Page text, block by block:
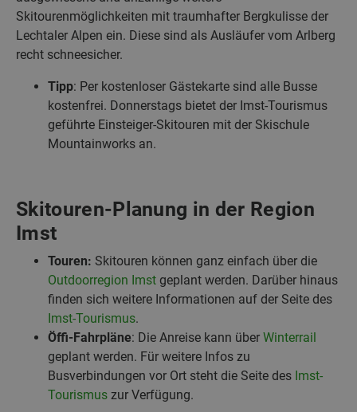
Skitourenmöglichkeiten mit traumhafter Bergkulisse der
Lechtaler Alpen ein. Diese sind als Ausläufer vom Arlberg
recht schneesicher.
Tipp: Per kostenloser Gästekarte sind alle Busse
kostenfrei. Donnerstags bietet der Imst-Tourismus
geführte Einsteiger-Skitouren mit der Skischule
Mountainworks an.
Skitouren-Planung in der Region
Imst
Touren: Skitouren können ganz einfach über die
Outdoorregion Imst geplant werden. Darüber hinaus
finden sich weitere Informationen auf der Seite des
Imst-Tourismus.
Öffi-Fahrpläne: Die Anreise kann über Winterrail
geplant werden. Für weitere Infos zu
Busverbindungen vor Ort steht die Seite des Imst-
Tourismus zur Verfügung.